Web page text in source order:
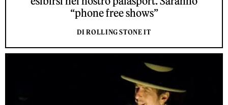
“phone free shows”
DI ROLLING STONE IT